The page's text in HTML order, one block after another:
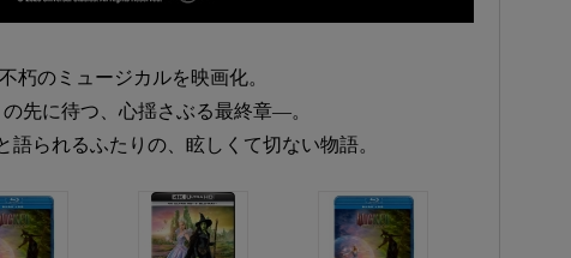
朽のミュージカルを映画化。
先に待つ、心揺さぶる最終章―。
語られるふたりの、眩しくて切ない物語。